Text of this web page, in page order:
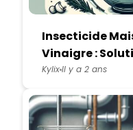
Insecticide
Vinaigre :
Efficace
KylixIl y a 2 ans